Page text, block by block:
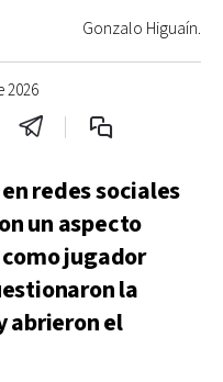
2026
Gonzalo Higuaín.
redes sociales
un aspecto
jugador
la
abrieron el